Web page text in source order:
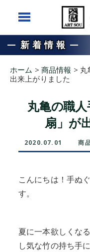
新着情報
ホーム > 商品情報 > 丸
出来上がりました
丸亀の職
扇」が
2020.07.01 商
こんにちは！手ぬ
す。
夏に一本欲しくな
し気な竹の持ち手